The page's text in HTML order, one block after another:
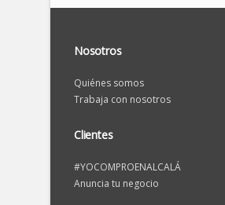
Nosotros
Quiénes somos
Trabaja con nosotros
Clientes
#YOCOMPROENALCALÁ
Anuncia tu negocio